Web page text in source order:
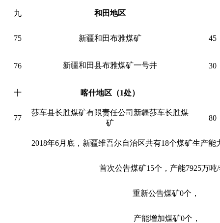
九 和田地区
75 新疆和田布雅煤矿 45
76 新疆和田县布雅煤矿一号井 30
十 喀什地区（1处）
77
莎车县长胜煤矿有限责任公司新疆莎车长胜煤
矿
80
2018年6月底，新疆维吾尔自治区共有18个煤矿生产
首次公告煤矿15个，产能7925万吨
重新公告煤矿0个，
产能增加煤矿0个，